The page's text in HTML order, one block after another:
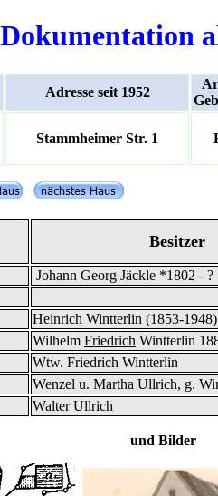
Dokumentation
Adresse seit 1952
Stammheimer Str. 1
Besitzer
Johann Georg Jäckle *1802 - ?
Heinrich Wintterlin (1853-1948)
Wilhelm Friedrich Wintterlin
Wtw. Friedrich Wintterlin
Wenzel u. Martha Ullrich, g.
Walter Ullrich
und Bilder